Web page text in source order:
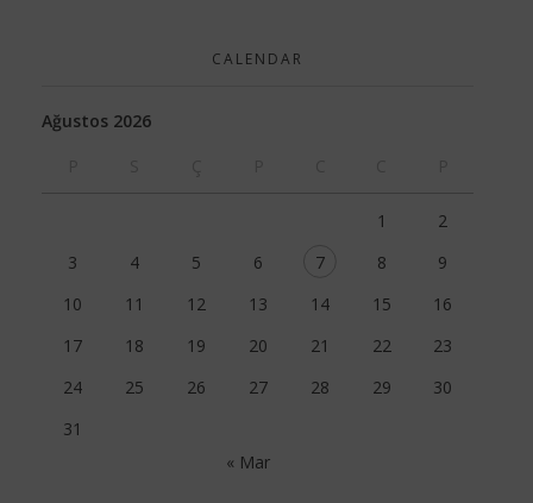
CALENDAR
Ağustos 2026
1
2
3
4 5 6 7 8
9
10
11 12 13 14 15
16
17
18 19 20 21 22
23
24
25 26 27 28 29
30
31
« Mar